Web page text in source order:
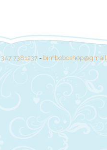
347 7381237-